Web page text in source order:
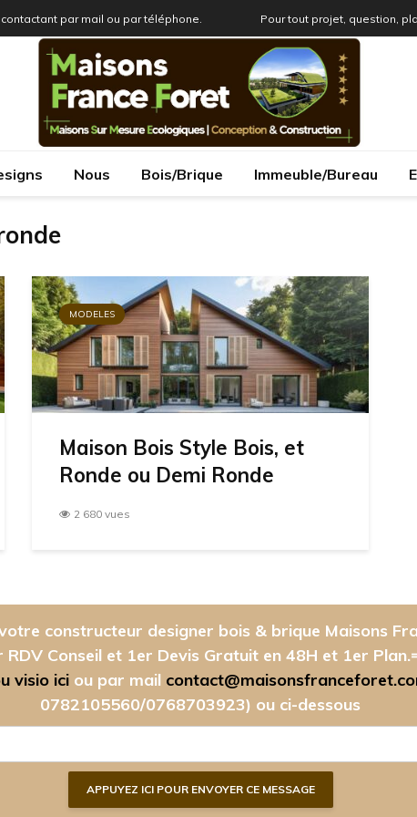
par mail ou par téléphone. Pour tout projet, question,
Nous Bois/Brique Immeuble/Bureau
MODELES
Maison Bois Style Bois, et
Ronde ou Demi Ronde
2 680 vues
constructeur designer bois & brique Maisons
RDV Conseil et 1er Devis Gratuit en 48H et 1er
visio ici ou par mail
0782105560/0768703923) ou ci-dessous